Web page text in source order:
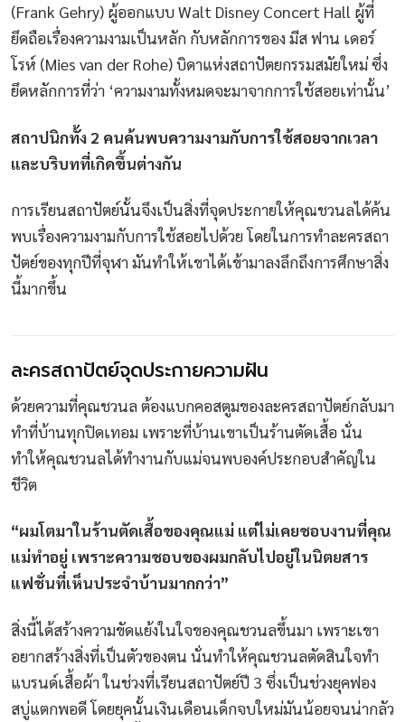
(Frank Gehry) ผู้ออกแบบ Walt Disney Concert Hall ผู้ที่
ยึดถือเรื่องความงามเป็นหลัก กับหลักการของ มีส ฟาน เดอร์
โรห์ (Mies van der Rohe) บิดาแห่งสถาปัตยกรรมสมัยใหม่ ซึ่ง
ยึดหลักการที่ว่า ‘ความงามทั้งหมดจะมาจากการใช้สอยเท่านั้น’
สถาปนิกทั้ง 2 คนค้นพบความงามกับการใช้สอยจากเวลา
และบริบทที่เกิดขึ้นต่างกัน
การเรียนสถาปัตย์นั้นจึงเป็นสิ่งที่จุดประกายให้คุณชวนลได้ค้น
พบเรื่องความงามกับการใช้สอยไปด้วย โดยในการทำละครสถา
ปัตย์ของทุกปีที่จุฬา มันทำให้เขาได้เข้ามาลงลึกถึงการศึกษาสิ่ง
นี้มากขึ้น
ละครสถาปัตย์จุดประกายความฝัน
ด้วยความที่คุณชวนล ต้องแบกคอสตูมของละครสถาปัตย์กลับมา
ทำที่บ้านทุกปิดเทอม เพราะที่บ้านเขาเป็นร้านตัดเสื้อ นั่น
ทำให้คุณชวนลได้ทำงานกับแม่จนพบองค์ประกอบสำคัญใน
ชีวิต
“ผมโตมาในร้านตัดเสื้อของคุณแม่ แต่ไม่เคยชอบงานที่คุณ
แม่ทำอยู่ เพราะความชอบของผมกลับไปอยู่ในนิตยสาร
แฟชั่นที่เห็นประจำบ้านมากกว่า”
สิ่งนี้ได้สร้างความขัดแย้งในใจของคุณชวนลขึ้นมา เพราะเขา
อยากสร้างสิ่งที่เป็นตัวของตน นั่นทำให้คุณชวนลตัดสินใจทำ
แบรนด์เสื้อผ้า ในช่วงที่เรียนสถาปัตย์ปี 3 ซึ่งเป็นช่วงยุคฟอง
สบู่แตกพอดี โดยยุคนั้นเงินเดือนเด็กจบใหม่มันน้อยจนน่ากลัว